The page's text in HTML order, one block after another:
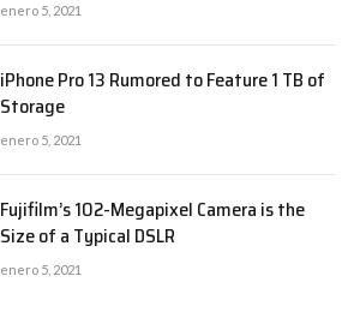
enero 5, 2021
iPhone Pro 13 Rumored to Feature 1 TB of
Storage
enero 5, 2021
Fujifilm’s 102-Megapixel Camera is the
Size of a Typical DSLR
enero 5, 2021